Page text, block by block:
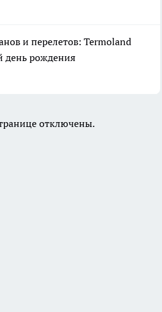
и перелетов: Termoland
день рождения
отключены.